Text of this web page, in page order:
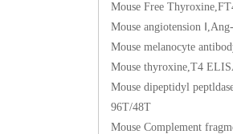
Mouse Free
Mouse angiotension
Mouse melanocyte
Mouse thyroxine,T4
Mouse dipeptidyl
96T/48T
Mouse Complement